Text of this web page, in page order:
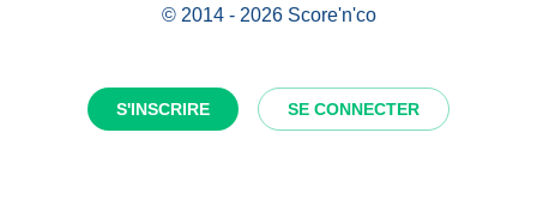
S'INSCRIRE SE CONNECTER
© 2014 - 2026Score'n'co